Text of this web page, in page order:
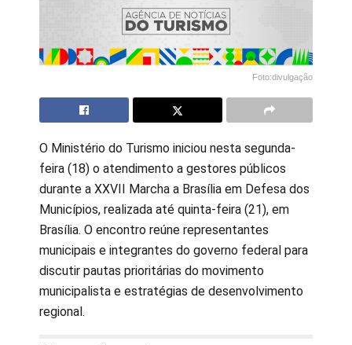
Foto:divulgação
O Ministério do Turismo iniciou nesta segunda-
feira (18) o atendimento a gestores públicos
durante a XXVII Marcha a Brasília em Defesa dos
Municípios, realizada até quinta-feira (21), em
Brasília. O encontro reúne representantes
municipais e integrantes do governo federal para
discutir pautas prioritárias do movimento
municipalista e estratégias de desenvolvimento
regional.